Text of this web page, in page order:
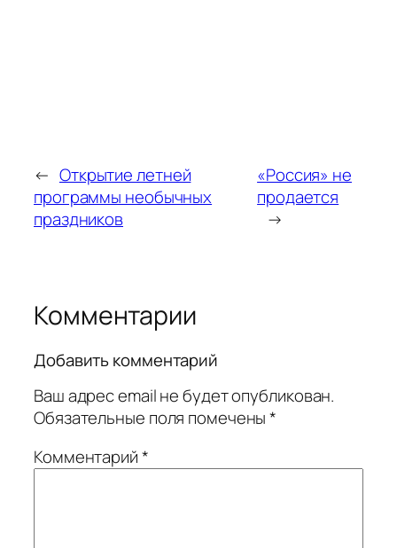
← Открытие летней
программы необычных
праздников
«Россия» не
продается
→
Комментарии
Добавить комментарий
Ваш адрес email не будет опубликован.
Обязательные поля помечены*
Комментарий*